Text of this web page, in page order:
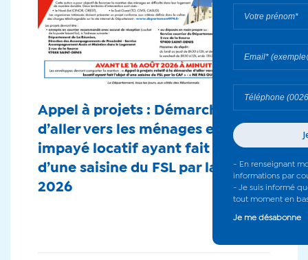
Appel à projets : Démarche
d’aller vers les ménages en
impayé locatif ayant fait l’objet
d’une saisine du FSL par la CAF -
2026